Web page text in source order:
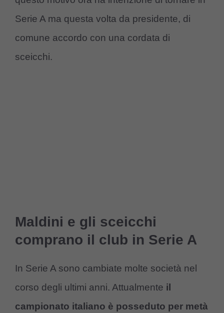
Serie A ma questa volta da presidente, di
comune accordo con una cordata di
sceicchi.
Maldini e gli sceicchi
comprano il club in Serie A
In Serie A sono cambiate molte società nel
corso degli ultimi anni. Attualmente il
campionato italiano è posseduto per metà